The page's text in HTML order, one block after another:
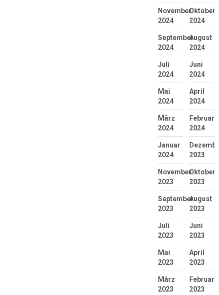
November
2024
Oktober
2024
September
2024
August
2024
Juli
2024
Juni
2024
Mai
2024
April
2024
März
2024
Februar
2024
Januar
2024
2023
November
2023
Oktober
2023
September
2023
August
2023
Juli
2023
Juni
2023
Mai
2023
April
2023
März
2023
Februar
2023